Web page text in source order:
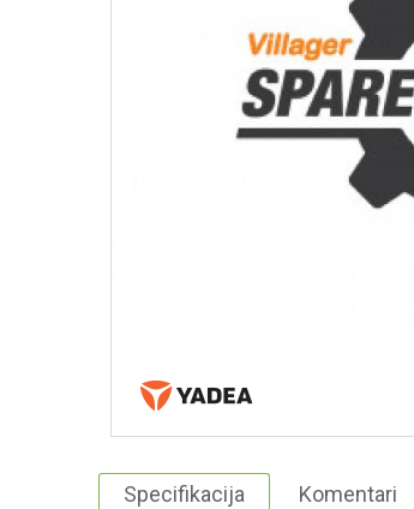
Specifikacija Komentari